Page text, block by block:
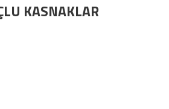
KASNAKLAR